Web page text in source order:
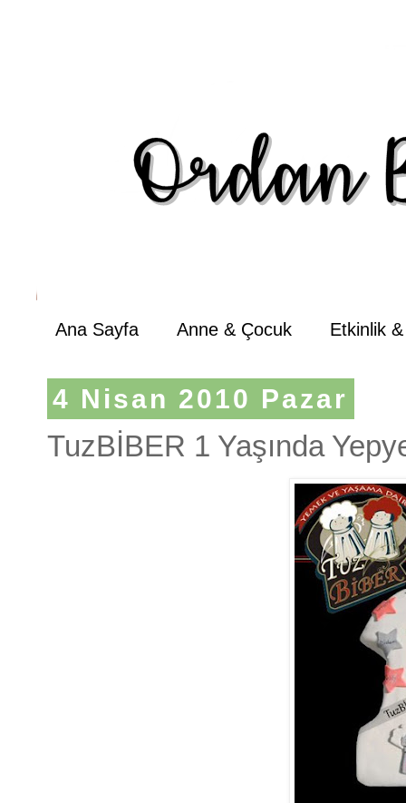
Ana Sayfa Anne & Çocuk Etkinlik
4 Nisan 2010 Pazar
TuzBİBER 1 Yaşında